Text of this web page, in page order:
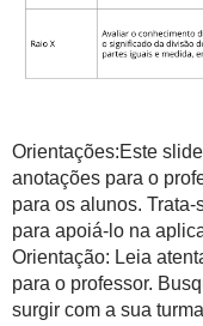
Orientações:Este
anotações para o
para os alunos.
para apoiá-lo na
Orientação: Leia
para o professor.
surgir com a sua